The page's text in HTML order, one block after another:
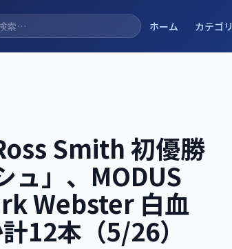
ホーム カテゴリ
Smith 初優勝
ュ」、MODUS
Webster 白血
12本（5/26）